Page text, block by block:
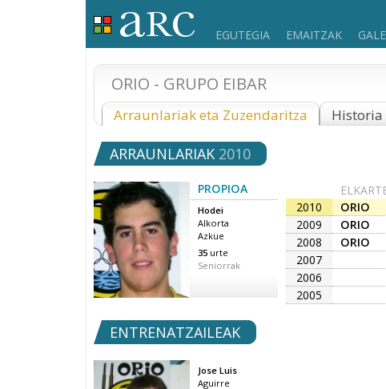
EGUTEGIA EMAITZAK
ORIO - GRUPO EIBAR
Arraunlariak eta Zuzendaritza Historia
ARRAUNLARIAK 2010
PROPIOA
Hodei
Alkorta
Azkue
35 urte
Seniorrak
2010
ORIO
2009
ORIO
2008
ORIO
2007
2006
2005
ENTRENATZAILEAK
Jose Luis
Aguirre